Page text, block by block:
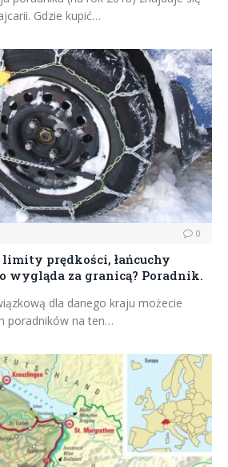
Gdzie kupić…
0
prędkości, łańcuchy
wygląda za granicą? Poradnik.
dla danego kraju możecie
poradników na ten…